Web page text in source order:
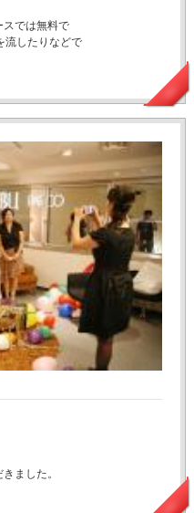
スでは無料で
流したりなどで
ました。